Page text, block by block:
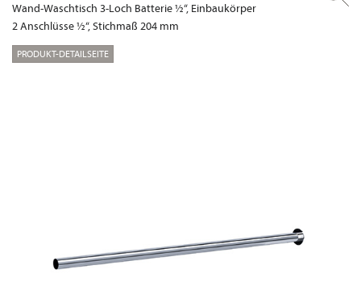
Wand-Waschtisch 3-Loch Batterie ½“, Einbaukörper
2 Anschlüsse ½“, Stichmaß 204 mm
PRODUKT-DETAILSEITE